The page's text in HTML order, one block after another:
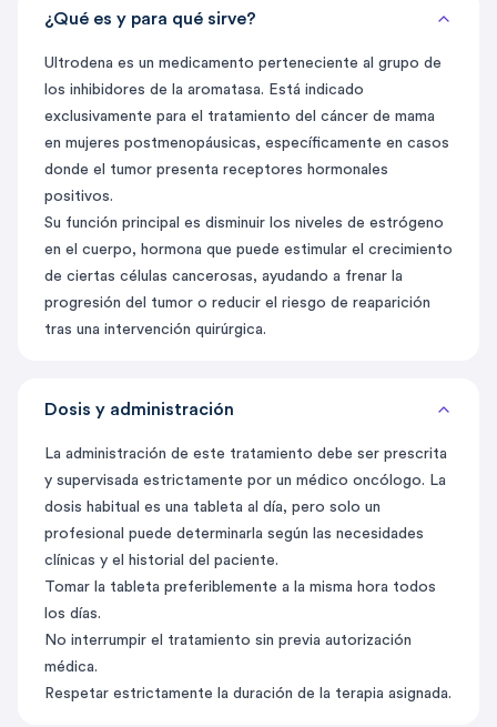
¿Qué es y para qué sirve?
Ultrodena es un medicamento perteneciente al grupo de
los inhibidores de la aromatasa. Está indicado
exclusivamente para el tratamiento del cáncer de mama
en mujeres postmenopáusicas, específicamente en casos
donde el tumor presenta receptores hormonales
positivos.
Su función principal es disminuir los niveles de estrógeno
en el cuerpo, hormona que puede estimular el crecimiento
de ciertas células cancerosas, ayudando a frenar la
progresión del tumor o reducir el riesgo de reaparición
tras una intervención quirúrgica.
Dosis y administración
La administración de este tratamiento debe ser prescrita
y supervisada estrictamente por un médico oncólogo. La
dosis habitual es una tableta al día, pero solo un
profesional puede determinarla según las necesidades
clínicas y el historial del paciente.
Tomar la tableta preferiblemente a la misma hora todos
los días.
No interrumpir el tratamiento sin previa autorización
médica.
Respetar estrictamente la duración de la terapia asignada.